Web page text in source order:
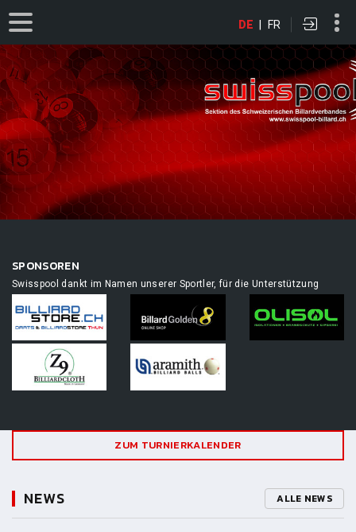
DE | FR
SPONSOREN
Swisspool dankt im Namen unserer Sportler, für die Unterstützung
ZUM TURNIERKALENDER
NEWS ALLE NEWS